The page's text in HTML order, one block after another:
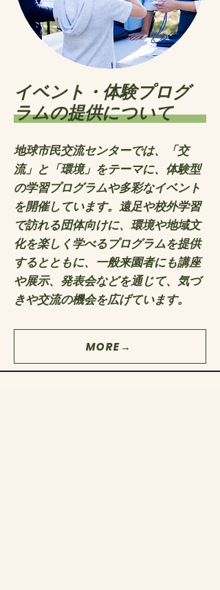
イベント・体験プログ
ラムの提供について
地球市民交流センターでは、「交
流」と「環境」をテーマに、体験型
の学習プログラムや多彩なイベント
を開催しています。遠足や校外学習
で訪れる団体向けに、環境や地域文
化を楽しく学べるプログラムを提供
するとともに、一般来園者にも講座
や展示、発表会などを通じて、気づ
きや交流の機会を広げています。
MORE→